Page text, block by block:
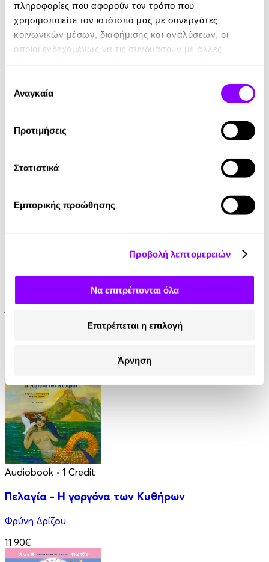
πληροφορίες που αφορούν τον τρόπο που
χρησιμοποιείτε τον ιστότοπό μας με συνεργάτες
κοινωνικών μέσων, διαφήμισης και αναλύσεων, οι
οποίοι ενδεχομένως να τις συνδυάσουν με άλλες
των υπηρεσιών τους.
συγκατάθεσης
Αναγκαία
Προτιμήσεις
Στατιστικά
Εμπορικής προώθησης
Προβολή λεπτομερειών
Να επιτρέπονται όλα
Επιτρέπεται η επιλογή
Άρνηση
Κάτω από τον Ίδιο Ουρανό
• 1 Credit
Audiobook • 1 Credit
Πελαγία - Η γοργόνα των Κυθήρων
Φρύνη Δρίζου
11.90€